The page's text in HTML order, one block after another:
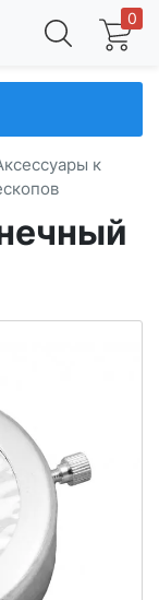
0
к